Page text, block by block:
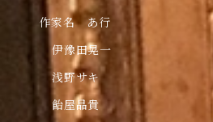
作家名 あ行
伊豫田晃一
浅野サキ
飴屋晶貴